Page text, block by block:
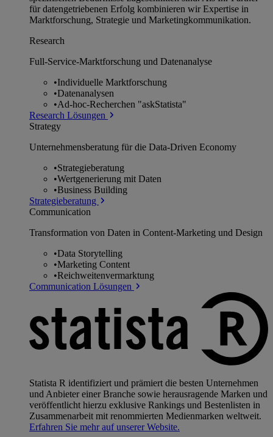
für datengetriebenen Erfolg kombinieren wir Expertise in
Marktforschung, Strategie und Marketingkommunikation.
Research
Full-Service-Marktforschung und Datenanalyse
•Individuelle Marktforschung
•Datenanalysen
•Ad-hoc-Recherchen "askStatista"
Research Lösungen
Strategy
Unternehmens­beratung für die Data-Driven Economy
•Strategieberatung
•Wertgenerierung mit Daten
•Business Building
Strategieberatung
Communication
Transformation von Daten in Content-Marketing und Design
•Data Storytelling
•Marketing Content
•Reichweitenvermarktung
Communication Lösungen
Statista R identifiziert und prämiert die besten Unternehmen
und Anbieter einer Branche sowie herausragende Marken und
veröffentlicht hierzu exklusive Rankings und Bestenlisten in
Zusammenarbeit mit renommierten Medienmarken weltweit.
Erfahren Sie mehr auf unserer Website.